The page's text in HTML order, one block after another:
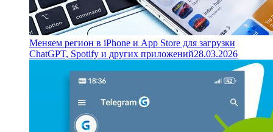
Меняем регион в iPhone и App Store для загрузки
ChatGPT, Spotify и других приложений28.03.2026